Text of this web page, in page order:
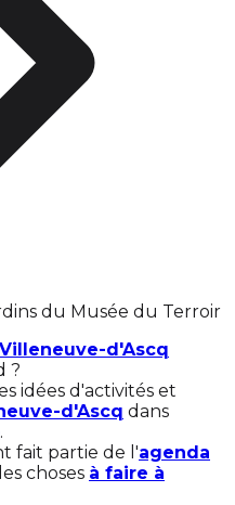
du Musée du Terroir
d'Ascq
?
idées d'activités et
d'Ascq dans
.
fait partie de l'agenda
choses à faire à